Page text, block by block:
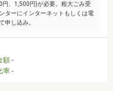
円、1,500円)が必要。粗大ごみ受
ターにインターネットもしくは電
申し込み。
額 -
率 -